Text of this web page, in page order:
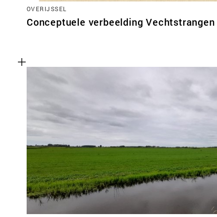
OVERIJSSEL
Conceptuele verbeelding Vechtstrangen